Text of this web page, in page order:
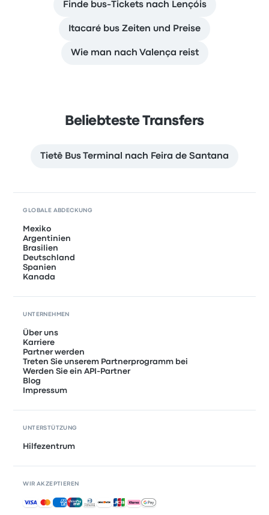
Finde bus-Tickets nach Lençóis
Itacaré bus Zeiten und Preise
Wie man nach Valença reist
Beliebteste Transfers
Tietê Bus Terminal nach Feira de Santana
GLOBALE ABDECKUNG
Mexiko
Argentinien
Brasilien
Deutschland
Spanien
Kanada
UNTERNEHMEN
Über uns
Karriere
Partner werden
Treten Sie unserem Partnerprogramm bei
Werden Sie ein API-Partner
Blog
Impressum
UNTERSTÜTZUNG
Hilfezentrum
WIR AKZEPTIEREN
Akzeptierte Zahlungsmethoden